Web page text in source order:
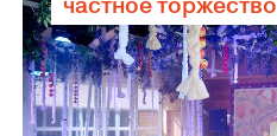
частное торжество